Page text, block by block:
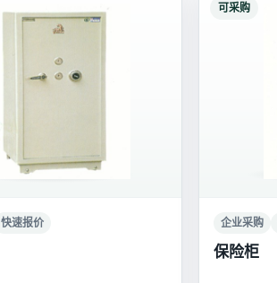
快速报价
可采购
企业采购
保险柜